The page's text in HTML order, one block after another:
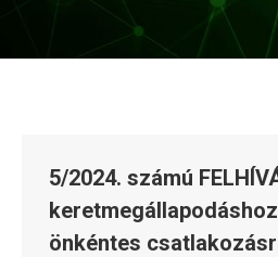
5/2024. számú
önkéntes